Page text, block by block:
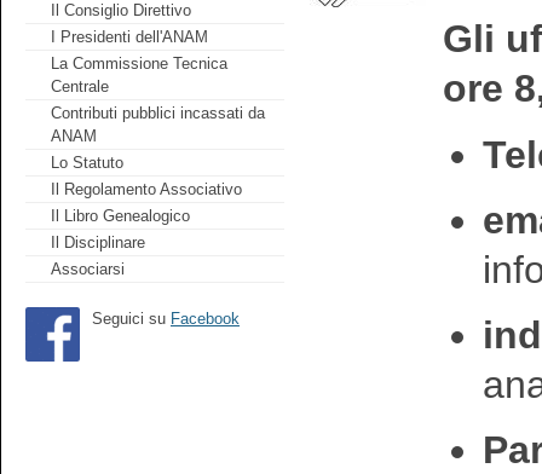
Il Consiglio Direttivo
I Presidenti dell'ANAM
La Commissione Tecnica
Centrale
Contributi pubblici incassati da
ANAM
Lo Statuto
Il Regolamento Associativo
Il Libro Genealogico
Il Disciplinare
Associarsi
Seguici su Facebook
Gli
ore